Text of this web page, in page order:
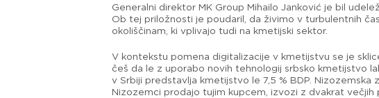
Generalni direktor MK Group Mihailo Janković je bil
Ob tej priložnosti je poudaril, da živimo v turbulentnih
okoliščinam, ki vplivajo tudi na kmetijski sektor.
V kontekstu pomena digitalizacije v kmetijstvu se je
češ da le z uporabo novih tehnologij srbsko kmetijstvo
v Srbiji predstavlja kmetijstvo le 7,5 % BDP.
Nizozemci prodajo tujim kupcem, izvozi z dvakrat